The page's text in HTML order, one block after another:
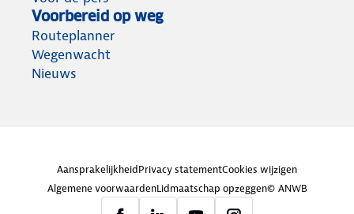
Voorbereid op weg
Routeplanner
Wegenwacht
Nieuws
AansprakelijkheidPrivacy statementCookies wijzigen
Algemene voorwaardenLidmaatschap opzeggen© ANWB